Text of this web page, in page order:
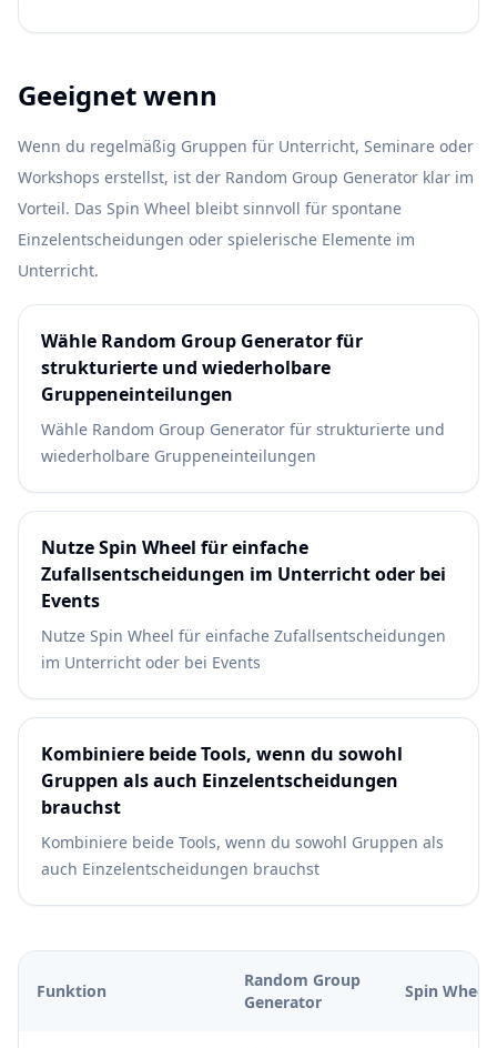
Geeignet wenn
Wenn du regelmäßig Gruppen für Unterricht, Seminare oder
Workshops erstellst, ist der Random Group Generator klar im
Vorteil. Das Spin Wheel bleibt sinnvoll für spontane
Einzelentscheidungen oder spielerische Elemente im
Unterricht.
Wähle Random Group Generator für
strukturierte und wiederholbare
Gruppeneinteilungen
Wähle Random Group Generator für strukturierte und
wiederholbare Gruppeneinteilungen
Nutze Spin Wheel für einfache
Zufallsentscheidungen im Unterricht oder bei
Events
Nutze Spin Wheel für einfache Zufallsentscheidungen
im Unterricht oder bei Events
Kombiniere beide Tools, wenn du sowohl
Gruppen als auch Einzelentscheidungen
brauchst
Kombiniere beide Tools, wenn du sowohl Gruppen als
auch Einzelentscheidungen brauchst
Funktion
Random Group
Generator
Spin Wheel